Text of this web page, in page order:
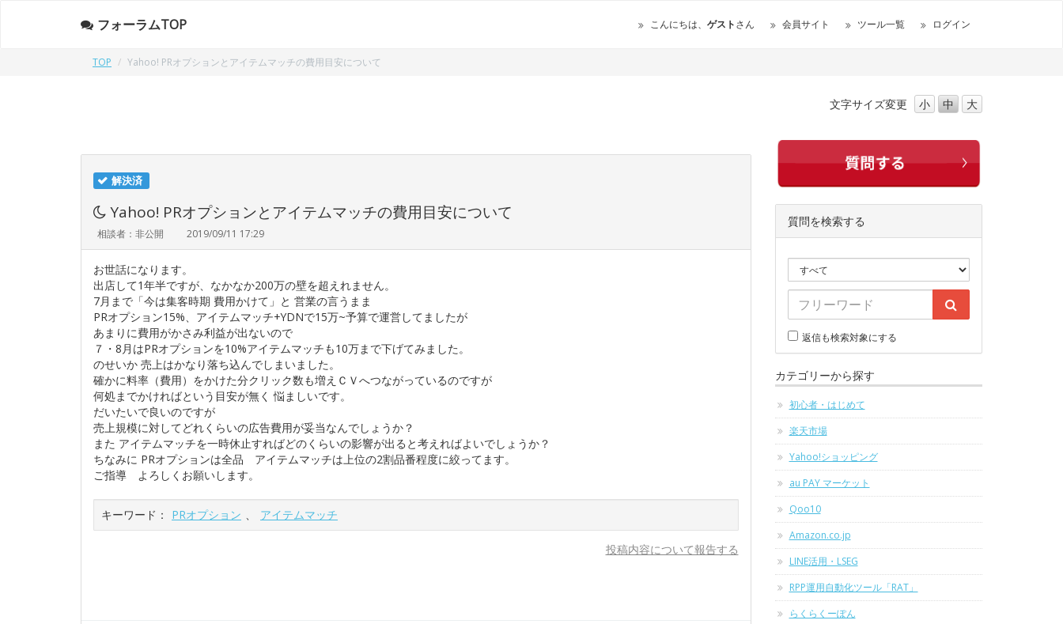
フォーラムTOP こんにちは、 ゲストさん 会員サイト ツール一覧 ログイン
TOP Yahoo! PRオプションとアイテムマッチの費用目安について
文字サイズ変更 小 中 大
解決済
Yahoo! PRオプションとアイテムマッチの費用目安について
相談者：非公開 2019/09/11 17:29
お世話になります。
出店して1年半ですが、なかなか200万の壁を超えれません。
7月まで「今は集客時期 費用かけて」と 営業の言うまま
PRオプション15%、アイテムマッチ+YDNで15万~予算で運営してましたが
あまりに費用がかさみ利益が出ないので
７・8月はPRオプションを10%アイテムマッチも10万まで下げてみました。
のせいか 売上はかなり落ち込んでしまいました。
確かに料率（費用）をかけた分クリック数も増えＣＶへつながっているのですが
何処までかければという目安が無く 悩ましいです。
だいたいで良いのですが
売上規模に対してどれくらいの広告費用が妥当なんでしょうか？
また アイテムマッチを一時休止すればどのくらいの影響が出ると考えればよいでしょうか？
ちなみに PRオプションは全品 アイテムマッチは上位の2割品番程度に絞ってます。
ご指導 よろしくお願いします。
キーワード： PRオプション 、 アイテムマッチ
投稿内容について報告する
質問を検索する
返信も検索対象にする
カテゴリーから探す
初心者・はじめて
楽天市場
Yahoo!ショッピング
au PAY マーケット
Qoo10
Amazon.co.jp
LINE活用・LSEG
RPP運用自動化ツール「RAT」
らくらくーぽん